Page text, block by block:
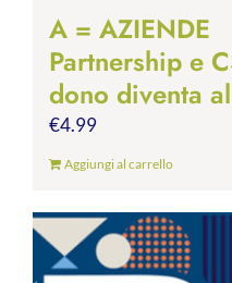
A = AZIENDE
Partnership e
dono diventa
€4.99
Aggiungi al carrello